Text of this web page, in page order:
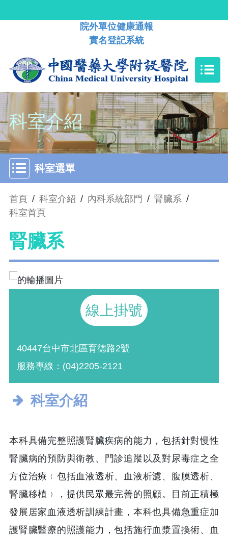
院外單位健康通報
實名登記系統
科室介紹
科室選單
首頁 / 科室介紹 / 內科系統部門 / 腎臟系 /
科室首頁
腎臟系
線上掛號
40447台中市北區育德路2號
服務專線：(04)2205-2121
科室介紹
本科具備完整照護腎臟疾病的能力，包括針對慢性
腎臟病的預防與衛教、門診追蹤以及對尿毒症之全
方位治療﹙包括血液透析、血液析濾、腹膜透析、
腎臟移植﹚，提供民眾最完善的照顧。目前正積極
發展居家血液透析訓練計畫，本科也具備急重症加
護腎臟醫療的照護能力，包括施行血漿置換術、血